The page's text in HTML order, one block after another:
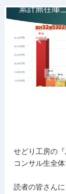
せどり工房の『
コンサル生全
読者の皆さん